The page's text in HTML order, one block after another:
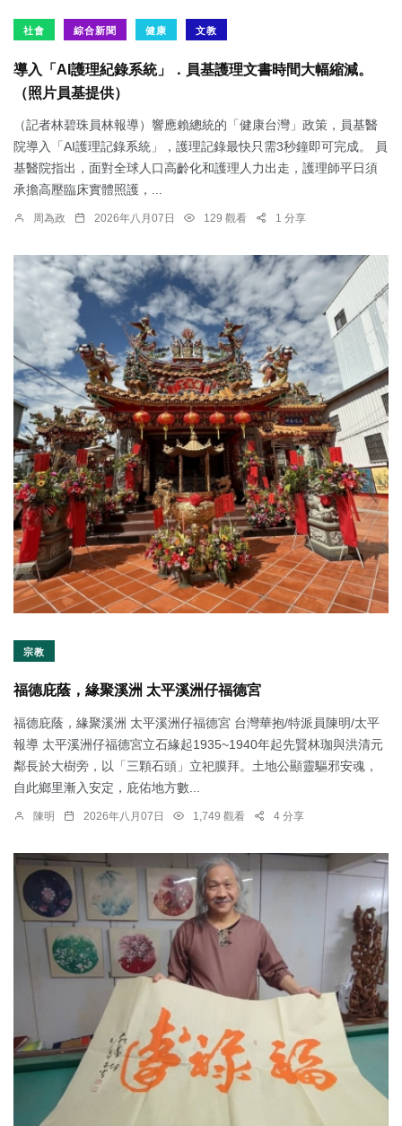
社會 綜合新聞 健康 文教
導入「AI護理紀錄系統」．員基護理文書時間大幅縮減。
（照片員基提供）
（記者林碧珠員林報導）響應賴總統的「健康台灣」政策，員基醫
院導入「AI護理記錄系統」，護理記錄最快只需3秒鐘即可完成。 員
基醫院指出，面對全球人口高齡化和護理人力出走，護理師平日須
承擔高壓臨床實體照護，...
周為政 2026年八月07日 129 觀看 1 分享
宗教
福德庇蔭，緣聚溪洲 太平溪洲仔福德宮
福德庇蔭，緣聚溪洲 太平溪洲仔福德宮 台灣華抱/特派員陳明/太平
報導 太平溪洲仔福德宮立石緣起1935~1940年起先賢林珈與洪清元
鄰長於大樹旁，以「三顆石頭」立祀膜拜。土地公顯靈驅邪安魂，
自此鄉里漸入安定，庇佑地方數...
陳明 2026年八月07日 1,749 觀看 4 分享